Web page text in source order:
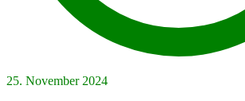
25. November 2024